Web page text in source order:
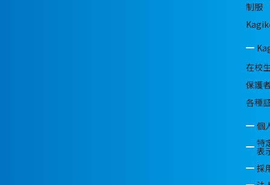
制服
在校
保護
各種
個
特
表
採